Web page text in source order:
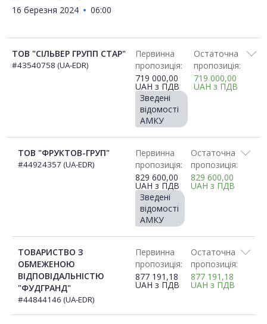
16 березня 2024
06:00
ТОВ "СІЛЬВЕР ГРУПП СТАР"
#43540758 (UA-EDR)
Первинна
пропозиція:
719 000,00
UAH з ПДВ
Зведені
відомості
АМКУ
Остаточна
пропозиція:
719 000,00
UAH з ПДВ
ТОВ "ФРУКТОВ-ГРУП"
#44924357 (UA-EDR)
Первинна
пропозиція:
829 600,00
UAH з ПДВ
Зведені
відомості
АМКУ
Остаточна
пропозиція:
829 600,00
UAH з ПДВ
ТОВАРИСТВО З
ОБМЕЖЕНОЮ
ВІДПОВІДАЛЬНІСТЮ
"ФУДГРАНД"
#44844146 (UA-EDR)
Первинна
пропозиція:
877 191,18
UAH з ПДВ
Остаточна
пропозиція:
877 191,18
UAH з ПДВ